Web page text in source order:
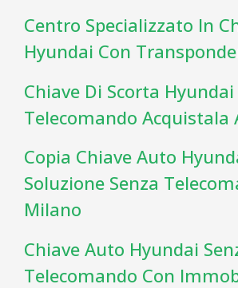
Centro Specializzato In
Hyundai Con
Chiave Di Scorta Hyundai
Telecomando Acquistala
Copia Chiave Auto
Soluzione Senza
Milano
Chiave Auto Hyundai
Telecomando Con